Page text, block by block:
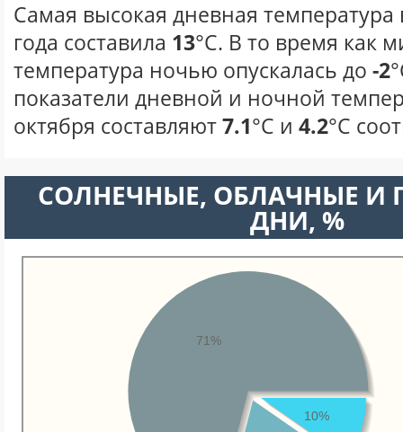
Самая высокая дневная температура
года составила 13°С. В то время как
температура ночью опускалась до -2
показатели дневной и ночной
октября составляют7.1°С и 4.2°С
CОЛНЕЧНЫЕ, ОБЛАЧНЫЕ И
ДНИ, %
10%
71%